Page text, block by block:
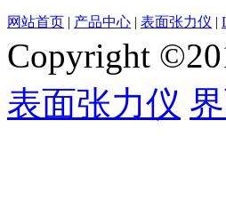
网站首页 | 产品中心 | 表面张力仪 |
Copyright
表面张力仪